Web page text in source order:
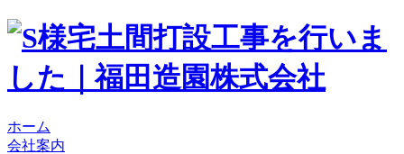
ホーム
会社案内